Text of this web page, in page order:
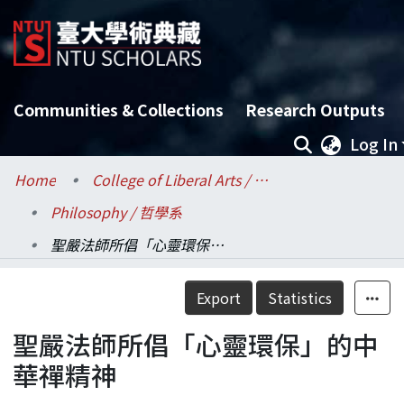
Communities & Collections
Research Outputs
Log In
Home
College of Liberal Arts / 文學院
Philosophy / 哲學系
聖嚴法師所倡「心靈環保」的中華禪精神
Details
Export Statistics
聖嚴法師所倡「心靈環保」的中
華禪精神